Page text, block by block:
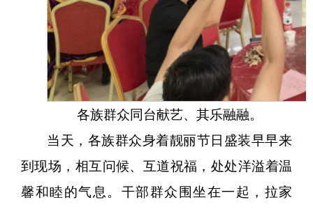
各族群众同台献艺、其乐融融。
当天，各族群众身着靓丽节日盛装早早来
到现场，相互问候、互道祝福，处处洋溢着温
馨和睦的气息。干部群众围坐在一起，拉家